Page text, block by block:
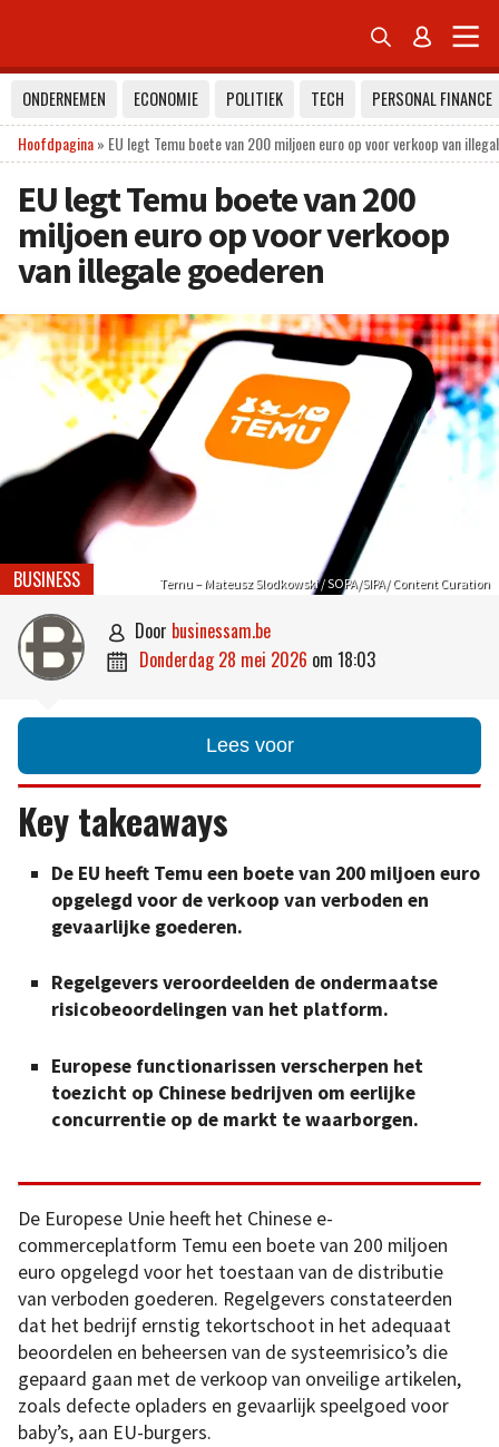
 
ONDERNEMEN ECONOMIE POLITIEK TECH
PERSONAL FINANCE
Hoofdpagina» EU legt Temu boete van 200 miljoen euro op voor verkoop van
EU legt Temu boete van 200
miljoen euro op voor verkoop
van illegale goederen
Temu – Mateusz Slodkowski / SOPA/SIPA/ Content Curation
BUSINESS
 door businessam.be
 donderdag 28 mei 2026 om 18:03
Lees voor
Key takeaways
De EU heeft Temu een boete van 200 miljoen euro
opgelegd voor de verkoop van verboden en
gevaarlijke goederen.
Regelgevers veroordeelden de ondermaatse
risicobeoordelingen van het platform.
Europese functionarissen verscherpen het
toezicht op Chinese bedrijven om eerlijke
concurrentie op de markt te waarborgen.
De Europese Unie heeft het Chinese e-
commerceplatform Temu een boete van 200 miljoen
euro opgelegd voor het toestaan van de distributie
van verboden goederen. Regelgevers constateerden
dat het bedrijf ernstig tekortschoot in het adequaat
beoordelen en beheersen van de systeemrisico’s die
gepaard gaan met de verkoop van onveilige artikelen,
zoals defecte opladers en gevaarlijk speelgoed voor
baby’s, aan EU-burgers.